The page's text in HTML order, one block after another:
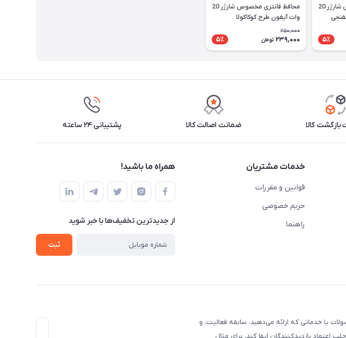
محافظ فانتزی مخصوص شارژر 20
5٪
محافظ فانتزی مخصوص شارژر 20
وات آیفون طرح کوکاکولا
250,000
239,000 تومان 5٪
کالا ضمانت اصالت کالا پشتیبانی ۲۴ ساعته
خدمات مشتریان
قوانین و مقررات
حریم خصوصی
راهنما
همراه ما باشید!
از جدید‌ترین تخفیف‌ها با‌ خبر شوید
ثبت
یا خدماتی که ارائه می‌دهید، سابقه فعالیت، و